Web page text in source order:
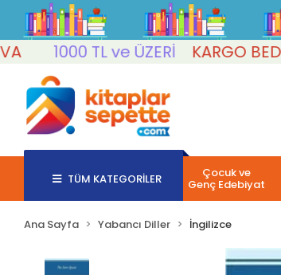
1000 TL ve ÜZERİ
KARGO BEDAVA
TÜM KATEGORİLER Çocuk ve
Genç Edebiyat
Ana Sayfa Yabancı Diller İngilizce